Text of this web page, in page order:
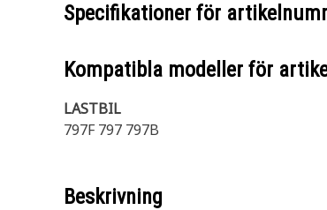
Specifikationer för
Kompatibla modeller för
LASTBIL
797F 797 797B
Beskrivning